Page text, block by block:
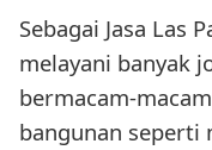
Sebagai Jasa Las
melayani banyak
bermacam-
bangunan seperti